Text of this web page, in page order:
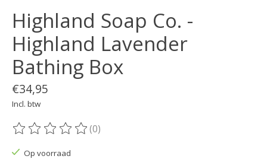
Highland Soap Co. -
Highland Lavender
Bathing Box
€34,95
Incl. btw
De beoordeling van dit product is
(0)
Op voorraad